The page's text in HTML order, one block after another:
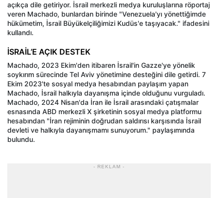
açıkça dile getiriyor. İsrail merkezli medya kuruluşlarına röportaj
veren Machado, bunlardan birinde "Venezuela'yı yönettiğimde
hükümetim, İsrail Büyükelçiliğimizi Kudüs'e taşıyacak." ifadesini
kullandı.
İSRAİL’E AÇIK DESTEK
Machado, 2023 Ekim'den itibaren İsrail'in Gazze'ye yönelik
soykırım sürecinde Tel Aviv yönetimine desteğini dile getirdi. 7
Ekim 2023'te sosyal medya hesabından paylaşım yapan
Machado, İsrail halkıyla dayanışma içinde olduğunu vurguladı.
Machado, 2024 Nisan'da İran ile İsrail arasındaki çatışmalar
esnasında ABD merkezli X şirketinin sosyal medya platformu
hesabından "İran rejiminin doğrudan saldırısı karşısında İsrail
devleti ve halkıyla dayanışmamı sunuyorum." paylaşımında
bulundu.
- REKLAM -